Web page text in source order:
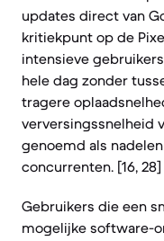
updates direct van
kritiekpunt op de
intensieve
hele dag zonder
tragere
verversingssnelheid
genoemd als
concurrenten. [16, 28]
Gebruikers die een
mogelijke software-